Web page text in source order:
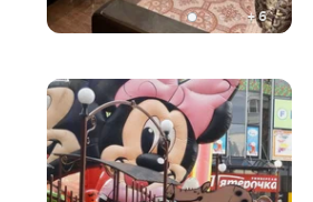
+6